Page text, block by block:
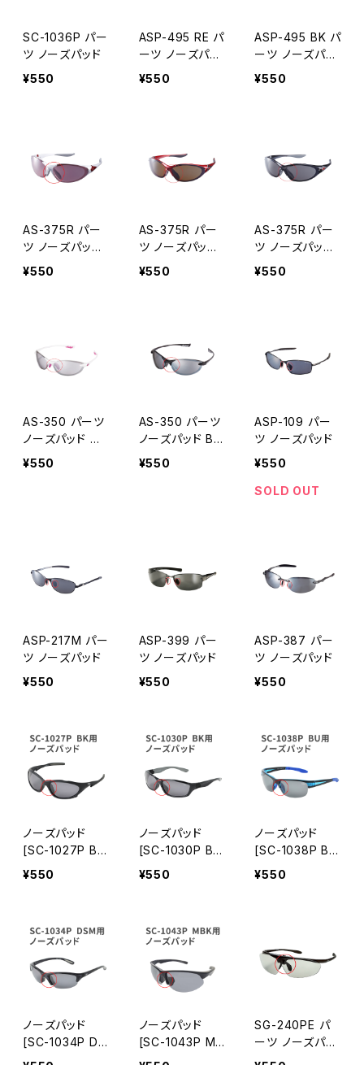
SC-1036P パー
ツ ノーズパッド
¥550
ASP-495 RE パ
ーツ ノーズパッ
ド
¥550
ASP-495 BK パ
ーツ ノーズパッ
ド
¥550
AS-375R パー
ツ ノーズパッド
CWT(ホワイト
¥550
AS-375R パー
ツ ノーズパッド
MRE(レッドフレ
¥550
AS-375R パー
ツ ノーズパッド
SBK(ブラックフ
¥550
AS-350 パーツ
ノーズパッド W
T(ホワイトフレ
¥550
AS-350 パーツ
ノーズパッド BK
(ブラックフレー
¥550
ASP-109 パー
ツ ノーズパッド
¥550
SOLD OUT
ASP-217M パー
ツ ノーズパッド
¥550
ASP-399 パー
ツ ノーズパッド
¥550
ASP-387 パー
ツ ノーズパッド
¥550
ノーズパッド
[SC-1027P B
K] 対応 パーツ
¥550
ノーズパッド
[SC-1030P B
K] 対応 パーツ
¥550
ノーズパッド
[SC-1038P B
U] 対応 パーツ
¥550
ノーズパッド
[SC-1034P DS
M] 対応 パーツ
ノーズパッド
[SC-1043P MB
K] 対応 パーツ
SG-240PE パ
ーツ ノーズパッ
ド